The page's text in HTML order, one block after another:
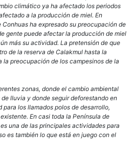
climático ya ha afectado los periodos
a la producción de miel. En
ha expresado su preocupación de
gente puede afectar la producción de miel
más su actividad. La pretensión de que
de la reserva de Calakmul hasta la
la preocupación de los campesinos de la
zonas, donde el cambio ambiental
lluvia y donde seguir deforestando en
los llamados polos de desarrollo,
En casi toda la Península de
una de las principales actividades para
es también lo que está en juego con el